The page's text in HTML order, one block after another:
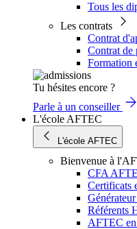
Tous les
Les contrats
Contrat
Contrat de
Formation
Tu hésites encore ?
Parle à un conseiller
L'école AFTEC
L'école AFTEC
Bienvenue à
CFA
Certificats
Référents
AFTEC